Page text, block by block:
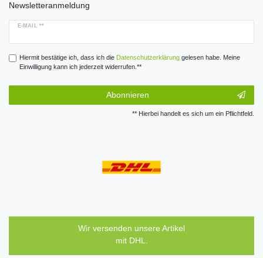
Newsletteranmeldung
E-MAIL **
Hiermit bestätige ich, dass ich die Daten­schutz­erklärunggelesen habe. Meine
Einwilligung kann ich jederzeit widerrufen.**
Abonnieren
** Hierbei handelt es sich um ein Pflichtfeld.
Wir versenden unsere Artikel
mit DHL.